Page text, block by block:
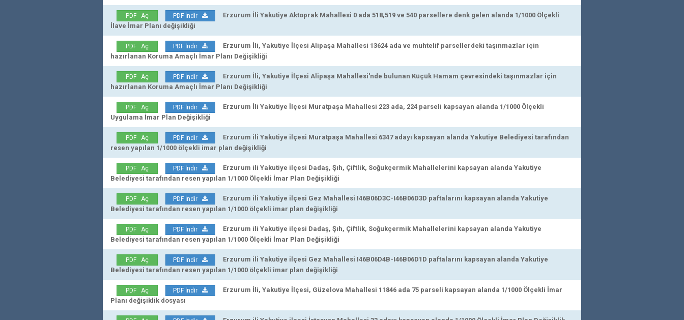
PDF Aç PDF İndir
Erzurum İli Yakutiye Aktoprak Mahallesi 0 ada 518,519 ve 540 parsellere denk gelen alanda 1/1000 Ölçekli
İlave İmar Planı değişikliği
PDF Aç PDF İndir
Erzurum İli, Yakutiye İlçesi Alipaşa Mahallesi 13624 ada ve muhtelif parsellerdeki taşınmazlar için
hazırlanan Koruma Amaçlı İmar Planı Değişikliği
PDF Aç PDF İndir
Erzurum İli, Yakutiye İlçesi Alipaşa Mahallesi'nde bulunan Küçük Hamam çevresindeki taşınmazlar için
hazırlanan Koruma Amaçlı İmar Planı Değişikliği
PDF Aç PDF İndir
Erzurum İli Yakutiye İlçesi Muratpaşa Mahallesi 223 ada, 224 parseli kapsayan alanda 1/1000 Ölçekli
Uygulama İmar Plan Değişikliği
PDF Aç PDF İndir
Erzurum ili Yakutiye ilçesi Muratpaşa Mahallesi 6347 adayı kapsayan alanda Yakutiye Belediyesi tarafından
resen yapılan 1/1000 ölçekli imar plan değişikliği
PDF Aç PDF İndir
Erzurum ili Yakutiye ilçesi Dadaş, Şıh, Çiftlik, Soğukçermik Mahallelerini kapsayan alanda Yakutiye
Belediyesi tarafından resen yapılan 1/1000 Ölçekli İmar Plan Değişikliği
PDF Aç PDF İndir
Erzurum ili Yakutiye ilçesi Gez Mahallesi I46B06D3C-I46B06D3D paftalarını kapsayan alanda Yakutiye
Belediyesi tarafından resen yapılan 1/1000 ölçekli imar plan değişikliği
PDF Aç PDF İndir
Erzurum ili Yakutiye ilçesi Dadaş, Şıh, Çiftlik, Soğukçermik Mahallelerini kapsayan alanda Yakutiye
Belediyesi tarafından resen yapılan 1/1000 Ölçekli İmar Plan Değişikliği
PDF Aç PDF İndir
Erzurum ili Yakutiye ilçesi Gez Mahallesi I46B06D4B-I46B06D1D paftalarını kapsayan alanda Yakutiye
Belediyesi tarafından resen yapılan 1/1000 ölçekli imar plan değişikliği
PDF Aç PDF İndir
Erzurum İli, Yakutiye İlçesi, Güzelova Mahallesi 11846 ada 75 parseli kapsayan alanda 1/1000 Ölçekli İmar
Planı değişiklik dosyası